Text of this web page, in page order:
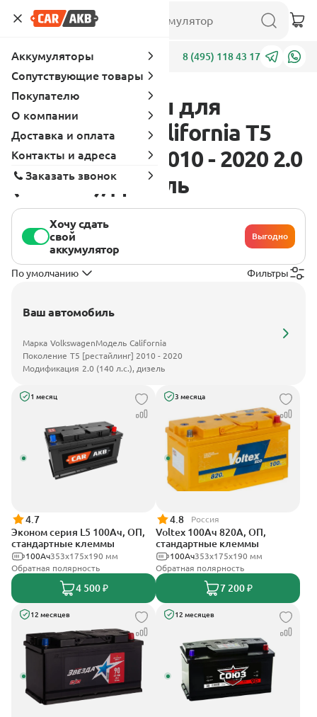
Адреса 8 (495) 118 43 17
Аккумуляторы для
Volkswagen California T5
[рестайлинг] 2010 - 2020 2.0
(140 л.с.), дизель
Хочу сдать
свой
аккумулятор
Выгодно
По умолчанию Фильтры
Ваш автомобиль
Марка VolkswagenМодель California
Поколение T5 [рестайлинг] 2010 - 2020
Модификация 2.0 (140 л.с.), дизель
1 месяц
4.7
Эконом серия L5 100Ач, ОП,
стандартные клеммы
353х175х190 мм
100Ач
Обратная полярность
4 500 ₽
3 месяца
4.8 Россия
Voltex 100Ач 820А, ОП,
стандартные клеммы
353х175х190 мм
100Ач
Обратная полярность
7 200 ₽
12 месяцев 12 месяцев
Аккумуляторы
Сопутствующие товары
Покупателю
О компании
Доставка и оплата
Контакты и адреса
Заказать звонок